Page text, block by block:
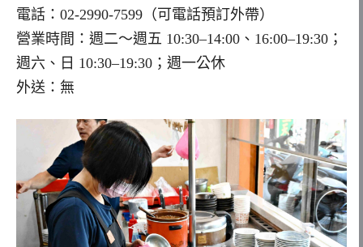
電話：02-2990-7599（可電話預訂外帶）
營業時間：週二～週五 10:30–14:00、16:00–19:30；
週六、日 10:30–19:30；週一公休
外送：無